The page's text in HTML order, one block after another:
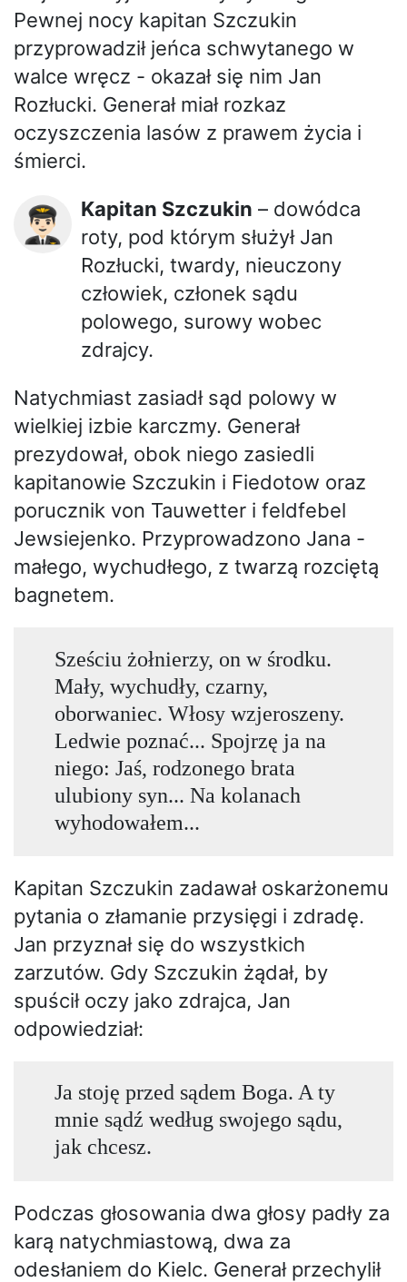
Pewnej nocy kapitan Szczukin
przyprowadził jeńca schwytanego w
walce wręcz - okazał się nim Jan
Rozłucki. Generał miał rozkaz
oczyszczenia lasów z prawem życia i
śmierci.
👨🏻‍✈️ Kapitan Szczukin – dowódca
roty, pod którym służył Jan
Rozłucki, twardy, nieuczony
człowiek, członek sądu
polowego, surowy wobec
zdrajcy.
Natychmiast zasiadł sąd polowy w
wielkiej izbie karczmy. Generał
prezydował, obok niego zasiedli
kapitanowie Szczukin i Fiedotow oraz
porucznik von Tauwetter i feldfebel
Jewsiejenko. Przyprowadzono Jana -
małego, wychudłego, z twarzą rozciętą
bagnetem.
Sześciu żołnierzy, on w środku.
Mały, wychudły, czarny,
oborwaniec. Włosy wzjeroszeny.
Ledwie poznać... Spojrzę ja na
niego: Jaś, rodzonego brata
ulubiony syn... Na kolanach
wyhodowałem...
Kapitan Szczukin zadawał oskarżonemu
pytania o złamanie przysięgi i zdradę.
Jan przyznał się do wszystkich
zarzutów. Gdy Szczukin żądał, by
spuścił oczy jako zdrajca, Jan
odpowiedział:
Ja stoję przed sądem Boga. A ty
mnie sądź według swojego sądu,
jak chcesz.
Podczas głosowania dwa głosy padły za
karą natychmiastową, dwa za
odesłaniem do Kielc. Generał przechylił